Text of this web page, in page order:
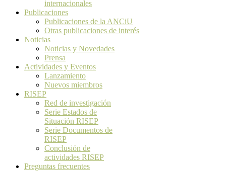
internacionales
Publicaciones
Publicaciones de la ANCiU
Otras publicaciones de interés
Noticias
Noticias y Novedades
Prensa
Actividades y Eventos
Lanzamiento
Nuevos miembros
RISEP
Red de investigación
Serie Estados de
Situación RISEP
Serie Documentos de
RISEP
Conclusión de
actividades RISEP
Preguntas frecuentes